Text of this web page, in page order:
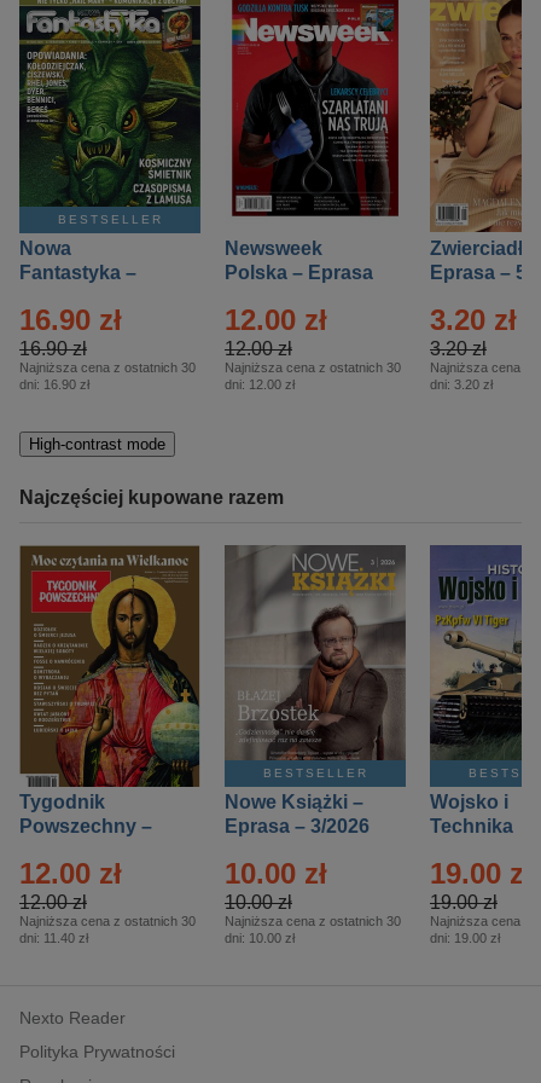
BESTSELLER
Nowa
Fantastyka –
16.90 zł
16.90 zł
Najniższa cena z ostatnich 30
dni: 16.90 zł
Newsweek
Polska – Eprasa
12.00 zł
12.00 zł
Najniższa cena z ostatnich 30
dni: 12.00 zł
Zwierciadło
Eprasa – 5/
3.20 zł
3.20 zł
Najniższa cena z
dni: 3.20 zł
High-contrast mode
Najczęściej kupowane razem
Tygodnik
Powszechny –
12.00 zł
12.00 zł
Najniższa cena z ostatnich 30
dni: 11.40 zł
BESTSELLER
Nowe Książki –
Eprasa – 3/2026
10.00 zł
10.00 zł
Najniższa cena z ostatnich 30
dni: 10.00 zł
Wojsko i
Technika
– 2/2026
19.00 zł
19.00 zł
Najniższa cena z
dni: 19.00 zł
Nexto Reader
Polityka Prywatności